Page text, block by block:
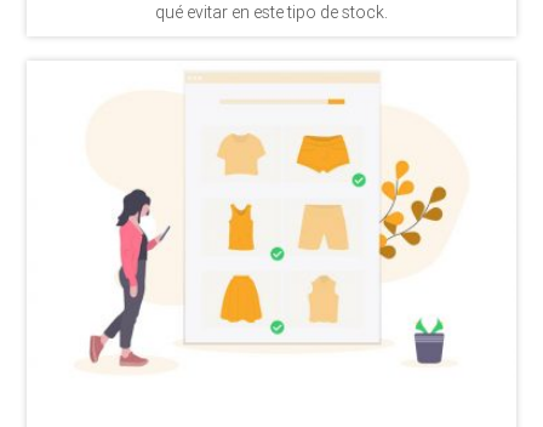
qué evitar en este tipo de stock.